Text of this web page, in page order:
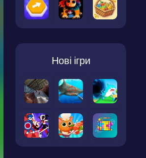
Нові ігри